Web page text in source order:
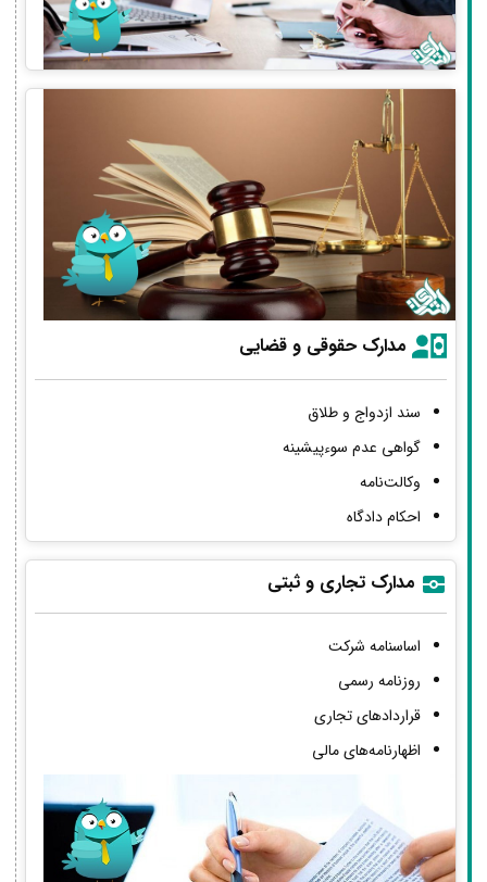
مدارک حقوقی و قضایی
سند ازدواج و طلاق
گواهی عدم سوءپیشینه
وکالت‌نامه
احکام دادگاه
مدارک تجاری و ثبتی
اساسنامه شرکت
روزنامه رسمی
قراردادهای تجاری
اظهارنامه‌های مالی